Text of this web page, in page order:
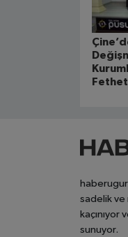
sadelik ve
sunuyor.